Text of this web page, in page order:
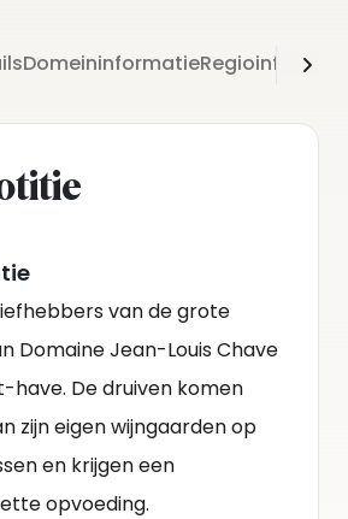
Domeininformatie
van de grote
Domaine Jean-Louis Chave
have. De druiven komen
zijn eigen wijngaarden op
en krijgen een
opvoeding.